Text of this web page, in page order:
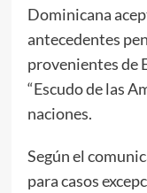
Dominicana
antecedentes
provenientes de
“Escudo de las
naciones.
Según el
para casos